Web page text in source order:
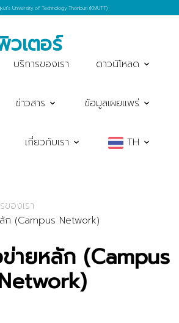
University of Technology Thonburi (KMUTT)
เตอร์
บริการของเรา ดาวน์โหลด
ข่าวสาร ข้อมูลเผยแพร่
เกี่ยวกับเรา TH
ของเรา
ลัก (Campus Network)
ข่ายหลัก (Campus